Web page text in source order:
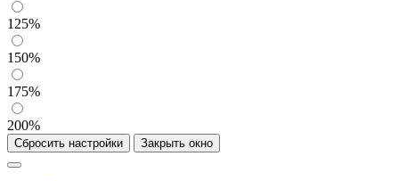
125%
150%
175%
200%
Сбросить настройки Закрыть окно